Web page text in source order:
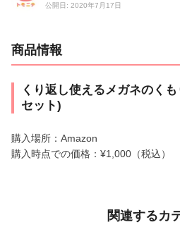
公開日: 2020年7月17日
商品情報
くり返し使えるメガネのく
セット)
購入場所：Amazon
購入時点での価格：¥1,000（税込）
関連するカ